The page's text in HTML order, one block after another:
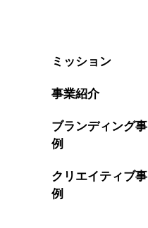
ミッション
事業紹介
ブランディング事
例
クリエイティブ事
例